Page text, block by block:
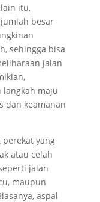
itu,
besar
sehingga bisa
jalan
langkah maju
dan keamanan
yang
atau celah
jalan
maupun
aspal